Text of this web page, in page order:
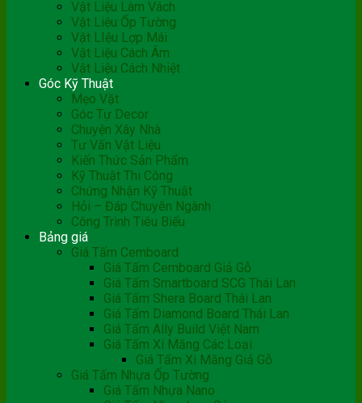
Vật Liệu Làm Vách
Vật Liệu Ốp Tường
Vật LIệu Lợp Mái
Vật Liệu Cách Âm
Vật Liệu Cách Nhiệt
Góc Kỹ Thuật
Mẹo Vặt
Góc Tự Decor
Chuyện Xây Nhà
Tư Vấn Vật Liệu
Kiến Thức Sản Phẩm
Kỹ Thuật Thi Công
Chứng Nhận Kỹ Thuật
Hỏi – Đáp Chuyên Ngành
Công Trình Tiêu Biểu
Bảng giá
Giá Tấm Cemboard
Giá Tấm Cemboard Giả Gỗ
Giá Tấm Smartboard SCG Thái Lan
Giá Tấm Shera Board Thái Lan
Giá Tấm Diamond Board Thái Lan
Giá Tấm Ally Build Việt Nam
Giá Tấm Xi Măng Các Loại
Giá Tấm Xi Măng Giả Gỗ
Giá Tấm Nhựa Ốp Tường
Giá Tấm Nhựa Nano